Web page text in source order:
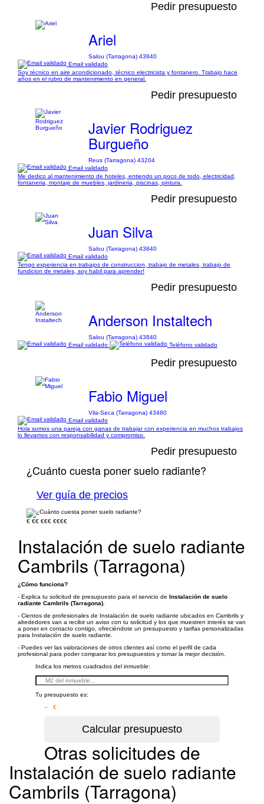
Pedir presupuesto
Ariel
Salou (Tarragona) 43840
Email validado
Soy técnico en aire acondicionado, técnico electricista y fontanero. Trabajo hace
años en el rubro de mantenimiento en general.
Pedir presupuesto
Javier Rodriguez
Burgueño
Reus (Tarragona) 43204
Email validado
Me dedico al mantenimiento de hoteles, entiendo un poco de todo, electricidad,
fontaneria, montaje de muebles, jardineria, piscinas, pintura.
Pedir presupuesto
Juan Silva
Salou (Tarragona) 43840
Email validado
Tengo experiencia en trabajos de construccion, trabajo de metales, trabajo de
fundicion de metales, soy habil para aprender!
Pedir presupuesto
Anderson Instaltech
Salou (Tarragona) 43840
Email validado
Teléfono validado
Pedir presupuesto
Fabio Miguel
Vila-Seca (Tarragona) 43480
Email validado
Hola somos una pareja con ganas de trabajar con experiencia en muchos trabajos
lo llevamos con responsabilidad y compromiso.
Pedir presupuesto
¿Cuánto cuesta poner suelo radiante?
Ver guía de precios
€ €€ €€€ €€€€
Instalación de suelo radiante
Cambrils (Tarragona)
¿Cómo funciona?
- Explica tu solicitud de presupuesto para el servicio de Instalación de suelo
radiante Cambrils (Tarragona)
- Cientos de profesionales de Instalación de suelo radiante ubicados en Cambrils y
alrededores van a recibir un aviso con tu solicitud y los que muestren interés se van
a poner en contacto contigo, ofreciéndote un presupuesto y tarifas personalizadas
para Instalación de suelo radiante.
- Puedes ver las valoraciones de otros clientes así como el perfil de cada
profesional para poder comparar los presupuestos y tomar la mejor decisión.
Indica los metros cuadrados del inmueble:
Tu presupuesto es:
– €
Otras solicitudes de
Instalación de suelo radiante
Cambrils (Tarragona)